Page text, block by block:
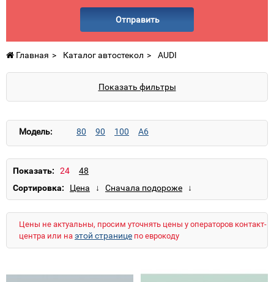
Отправить
Главная Каталог автостекол AUDI
Показать фильтры
Модель: 80 90 100 A6
Показать:
Сортировка:
Цены не актуальны, просим уточнять цены у операторов контакт-
центра или на этой странице по еврокоду